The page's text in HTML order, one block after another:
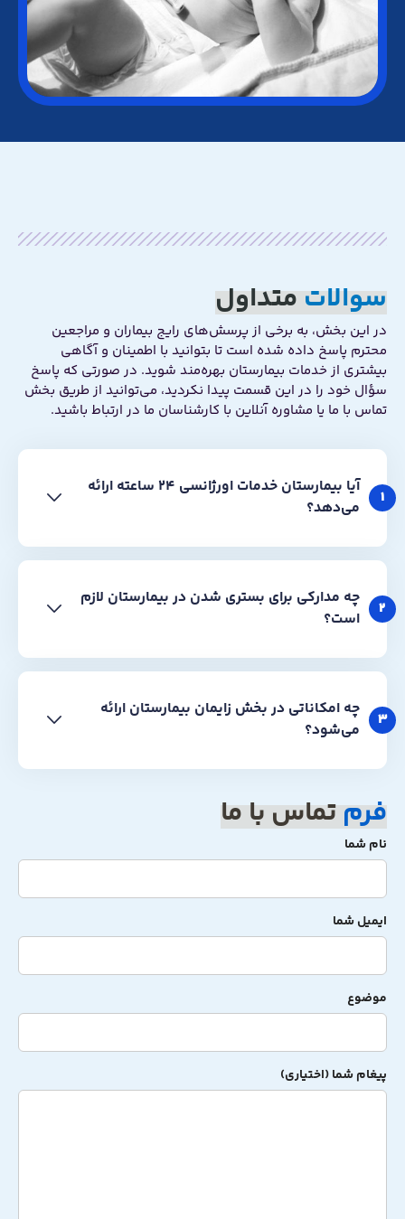
سوالاتمتداول
در این بخش، به برخی از پرسش‌های رایج بیماران و مراجعین
محترم پاسخ داده شده است تا بتوانید با اطمینان و آگاهی
بیشتری از خدمات بیمارستان بهره‌مند شوید. در صورتی که پاسخ
سؤال خود را در این قسمت پیدا نکردید، می‌توانید از طریق بخش
تماس با ما یا مشاوره آنلاین با کارشناسان ما در ارتباط باشید.
1
آیا بیمارستان خدمات اورژانسی ۲۴ ساعته ارائه
می‌دهد؟
2
چه مدارکی برای بستری شدن در بیمارستان لازم
است؟
3
چه امکاناتی در بخش زایمان بیمارستان ارائه
می‌شود؟
فرمتماس با ما
نام شما
ایمیل شما
موضوع
پیغام شما (اختیاری)